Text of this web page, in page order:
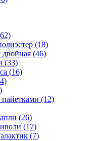
(18)
двойная (46)
(33)
(16)
(12)
(26)
(17)
(7)